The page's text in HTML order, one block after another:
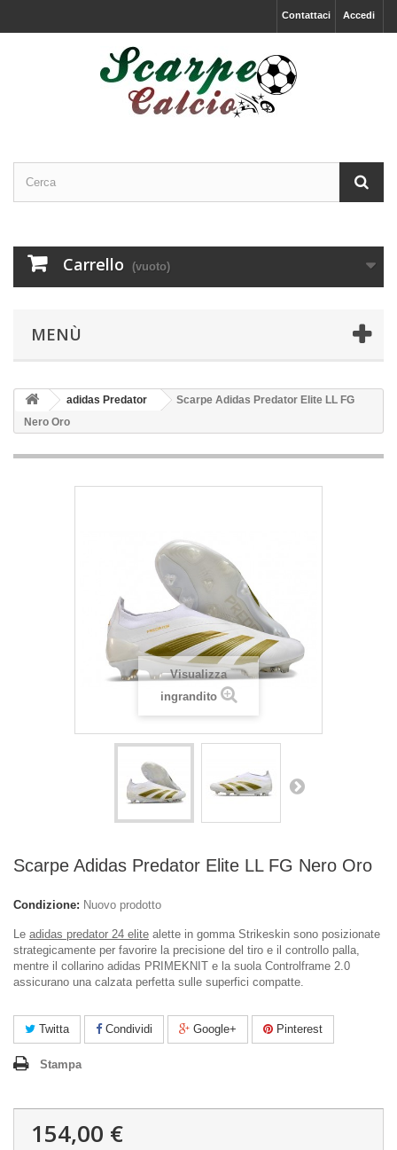
Accedi
Contattaci
Carrello (vuoto)
MENÙ
adidas Predator
Scarpe Adidas Predator Elite LL FG
Nero Oro
Visualizza
ingrandito
Scarpe Adidas Predator Elite LL FG Nero Oro
Condizione: Nuovo prodotto
Le adidas predator 24 elite alette in gomma Strikeskin sono posizionate
strategicamente per favorire la precisione del tiro e il controllo palla,
mentre il collarino adidas PRIMEKNIT e la suola Controlframe 2.0
assicurano una calzata perfetta sulle superfici compatte.
Twitta Condividi Google+ Pinterest
Stampa
154,00 €